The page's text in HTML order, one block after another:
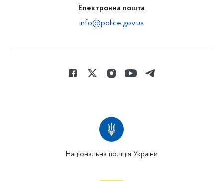
Електронна пошта
info@police.gov.ua
Національна поліція України